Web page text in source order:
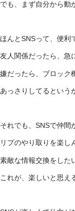
でも、まず自分から動
ほんとSNSって、便利
友人関係だったら、急
嫌だったら、ブロック
あっさりしてるという
それでも、SNSで仲間
リプのやり取りを楽し
素敵な情報交換をした
これが、楽しいと思え